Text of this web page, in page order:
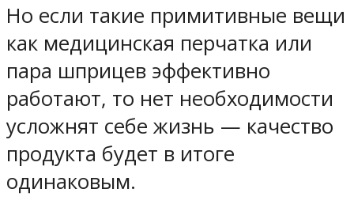
Но если такие примитивные вещи
как медицинская перчатка или
пара шприцев эффективно
работают, то нет необходимости
усложнят себе жизнь — качество
продукта будет в итоге
одинаковым.